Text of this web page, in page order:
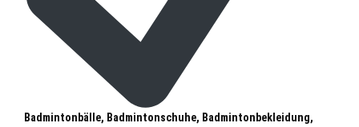
Badmintonbälle, Badmintonschuhe, Badmintonbekleidung,